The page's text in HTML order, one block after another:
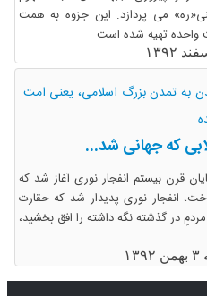
می پردازد. این جزوه به همت
واحده تهیه شده است.
به تمدن بزرگ اسلامی، یعنی امت
که جهانی شد...
قرن بیستم انفجار نوری آغاز شد که
انفجار نوری پدیدار شد که حقارت
در گذشته نگه داشته را افق بخشید،